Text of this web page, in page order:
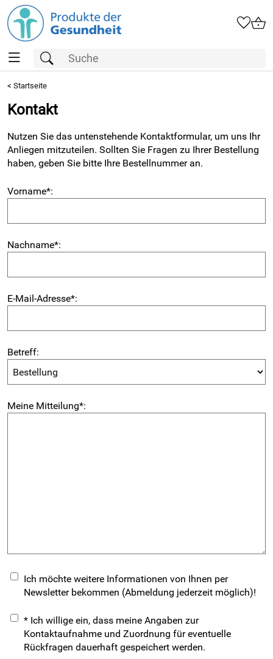
< Startseite
Kontakt
Nutzen Sie das untenstehende Kontaktformular, um uns Ihr
Anliegen mitzuteilen. Sollten Sie Fragen zu Ihrer Bestellung
haben, geben Sie bitte Ihre Bestellnummer an.
Vorname*:
Nachname*:
E-Mail-Adresse*:
Betreff:
Meine Mitteilung*:
Ich möchte weitere Informationen von Ihnen per
Newsletter bekommen (Abmeldung jederzeit möglich)!
* Ich willige ein, dass meine Angaben zur
Kontaktaufnahme und Zuordnung für eventuelle
Rückfragen dauerhaft gespeichert werden.